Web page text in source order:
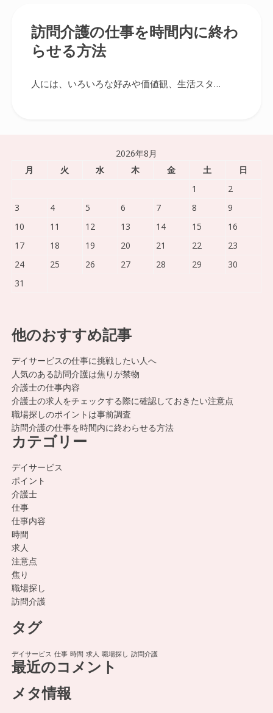
訪問介護の仕事を時間内に終わ
らせる方法
人には、いろいろな好みや価値観、生活スタ…
2026年8月
月
火 水 木 金 土
日
1
2
3
4 5 6 7 8
9
10
11 12 13 14 15
16
17
18 19 20 21 22
23
24
25 26 27 28 29
30
31
他のおすすめ記事
デイサービスの仕事に挑戦したい人へ
人気のある訪問介護は焦りが禁物
介護士の仕事内容
介護士の求人をチェックする際に確認しておきたい注意点
職場探しのポイントは事前調査
訪問介護の仕事を時間内に終わらせる方法
カテゴリー
デイサービス
ポイント
介護士
仕事
仕事内容
時間
求人
注意点
焦り
職場探し
訪問介護
タグ
デイサービス 仕事 時間 求人 職場探し 訪問介護
最近のコメント
メタ情報